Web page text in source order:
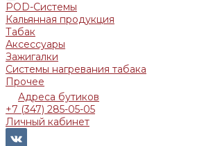
POD-Системы
Кальянная продукция
Табак
Аксессуары
Зажигалки
Системы нагревания табака
Прочее
Адреса бутиков
+7 (347) 285-05-05
Личный кабинет